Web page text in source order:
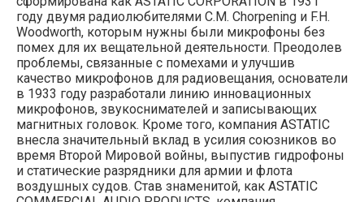
году двумя радиолюбителями C.M. Chorpening и F.H.
Woodworth, которым нужны были микрофоны без
помех для их вещательной деятельности. Преодолев
проблемы, связанные с помехами и улучшив
качество микрофонов для радиовещания, основатели
в 1933 году разработали линию инновационных
микрофонов, звукоснимателей и записывающих
магнитных головок. Кроме того, компания ASTATIC
внесла значительный вклад в усилия союзников во
время Второй Мировой войны, выпустив гидрофоны
и статические разрядники для армии и флота
воздушных судов. Став знаменитой, как ASTATIC